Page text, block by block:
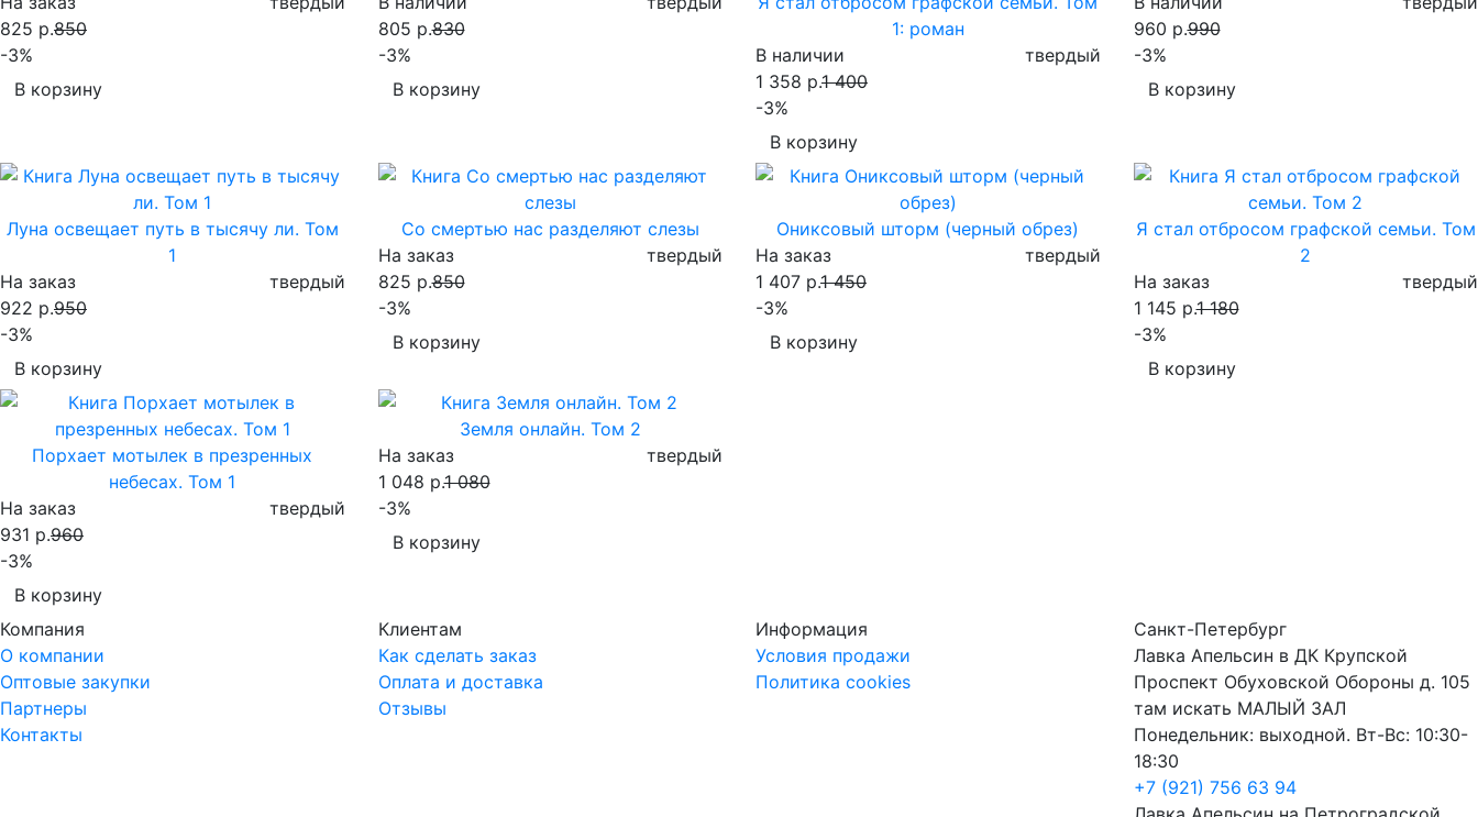
825 р.850
-3%
В корзину
805 р.830
-3%
В корзину
1: роман
В наличии
твердый
1 358 р.1 400
-3%
В корзину
960 р.990
-3%
В корзину
Луна освещает путь в тысячу ли. Том
1
На заказ
твердый
922 р.950
-3%
В корзину
Со смертью нас разделяют слезы
На заказ
твердый
825 р.850
-3%
В корзину
Ониксовый шторм (черный обрез)
На заказ
твердый
1 407 р.1 450
-3%
В корзину
Я стал отбросом графской семьи. Том
2
На заказ
твердый
1 145 р.1 180
-3%
В корзину
Порхает мотылек в презренных
небесах. Том 1
На заказ
твердый
931 р.960
-3%
В корзину
Земля онлайн. Том 2
На заказ
твердый
1 048 р.1 080
-3%
В корзину
Компания
О компании
Оптовые закупки
Партнеры
Контакты
Клиентам
Как сделать заказ
Оплата и доставка
Отзывы
Информация
Условия продажи
Политика cookies
Санкт-Петербург
Лавка Апельсин в ДК Крупской
Проспект Обуховской Обороны д. 105
там искать МАЛЫЙ ЗАЛ
Понедельник: выходной. Вт-Вс: 10:30-
18:30
+7 (921) 756 63 94